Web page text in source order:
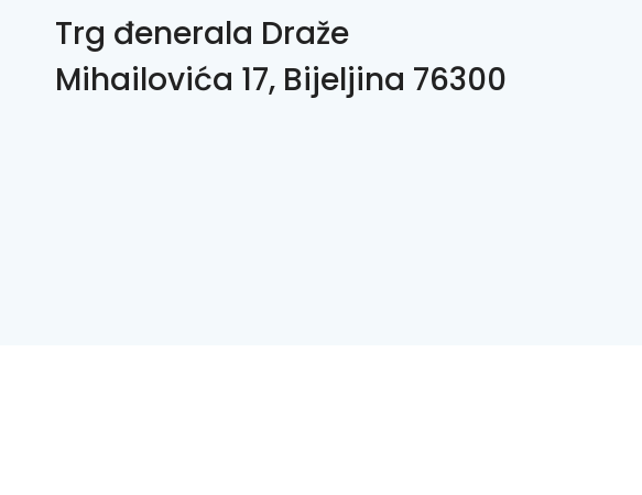
Trg đenerala Draže
Mihailovića 17, Bijeljina 76300